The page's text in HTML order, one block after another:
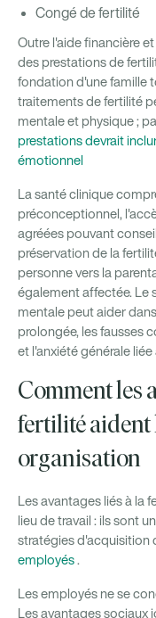
Congé de fertilité
Outre l'aide financière
des prestations de
fondation d'une famille
traitements de fertilité
mentale et physique ;
prestations devrait
émotionnel
La santé clinique
préconceptionnel,
agréées pouvant
préservation de la
personne vers la
également affectée. Le
mentale peut aider
prolongée, les fausses
et l'anxiété générale
Comment les
fertilité aident
organisation
Les avantages liés à la
lieu de travail : ils sont
stratégies d'acquisition
employés.
Les employés ne se
Les avantages